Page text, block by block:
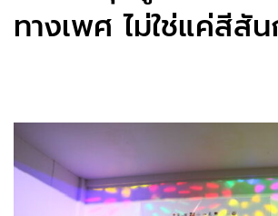
ทางเพศ ไม่ใช่แค่สีสัน